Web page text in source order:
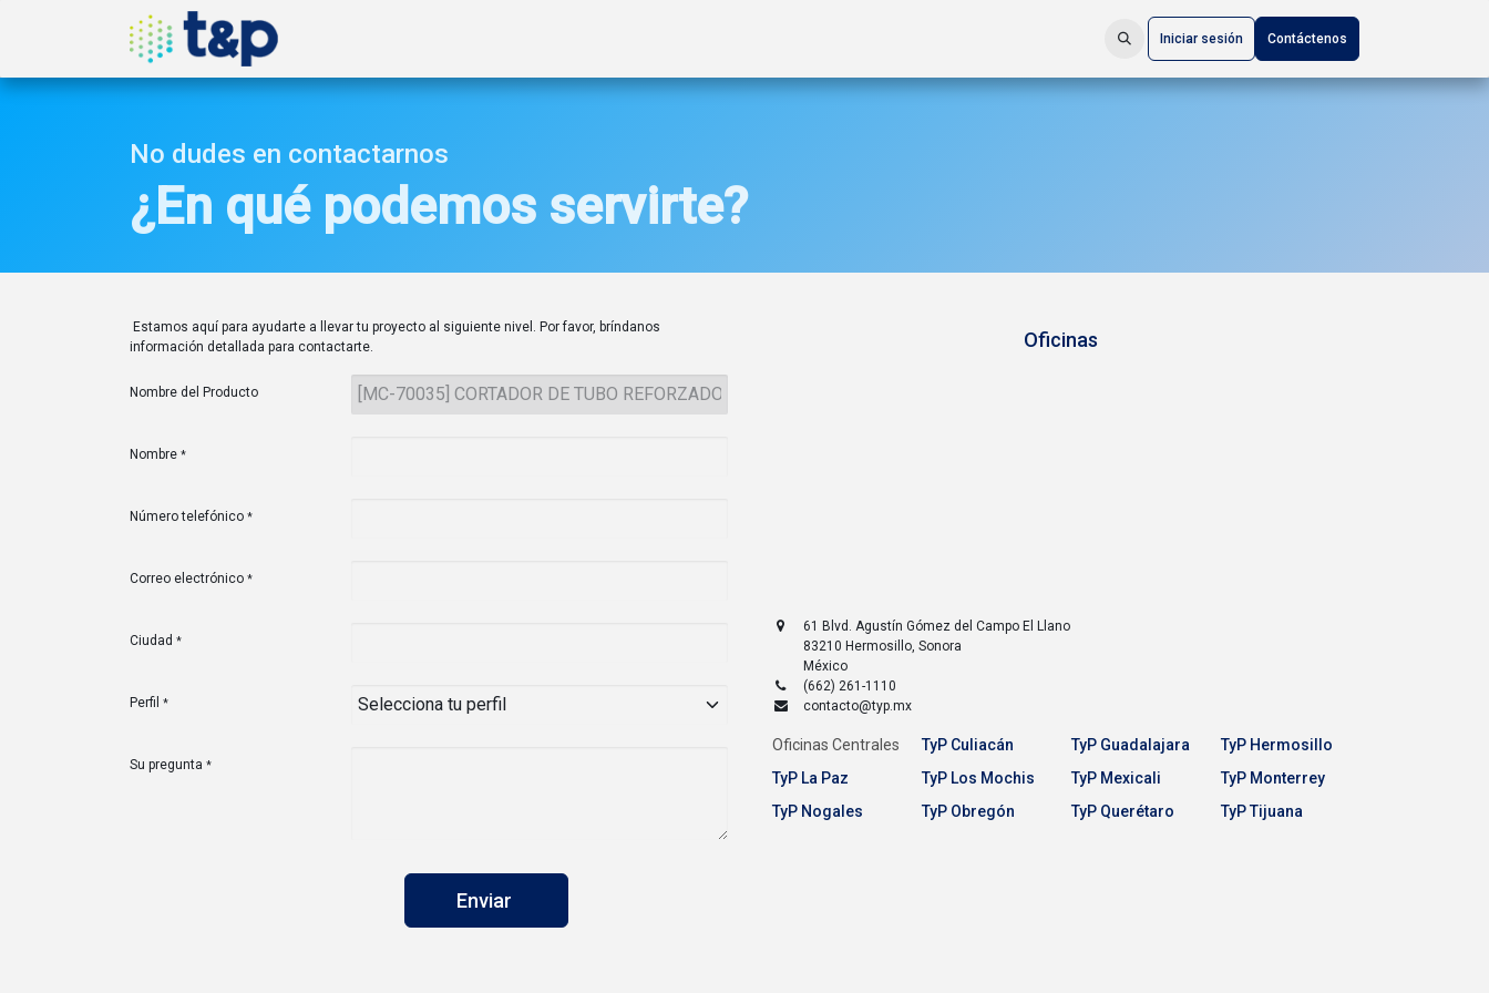
Iniciar sesión Contáctenos
No dudes en contactarnos
¿En qué podemos servirte?
Estamos aquí para ayudarte a llevar tu proyecto al siguiente nivel. Por favor, bríndanos
información detallada para contactarte.
Nombre del Producto
Nombre *
Número telefónico *
Correo electrónico *
Ciudad *
Perfil *
Su pregunta *
Enviar
Oficinas
61 Blvd. Agustín Gómez del Campo El Llano
83210 Hermosillo,Sonora
México
(662) 261-1110
contacto@typ.mx
Oficinas Centrales TyP Culiacán TyP Guadalajara
TyP Hermosillo
TyP La Paz
TyP Los Mochis TyP Mexicali
TyP Monterrey
TyP Nogales
TyP Obregón TyP Querétaro TyP Tijuana